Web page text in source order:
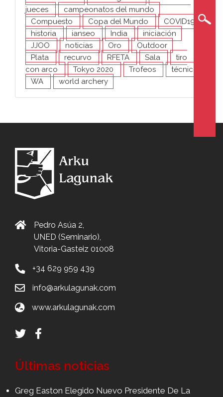
jueces
campeonatos del mundo
Compuesto
Copa del Mundo
COVID19
historia
ianseo India
iniciación
JJOO
noticias Oro
Outdoor
Plata
recurvo RFETA Sala
tiro
con arco
Tokyo 2020 Trofeos
técnica
WA
world archery
Pedro Asúa 2,
UNED (Seminario),
Vitoria-Gasteiz 01008
+34 629 959 439
info@arkulagunak.com
www.arkulagunak.com
Últimas noticias
Greg Easton Elegido Nuevo Presidente De La